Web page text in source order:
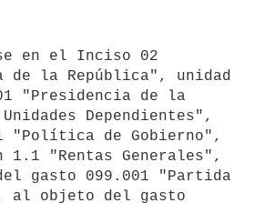
de la República", unidad
"Presidencia de la
Dependientes",
"Política de Gobierno",
1.1 "Rentas Generales",
gasto 099.001 "Partida
al objeto del gasto